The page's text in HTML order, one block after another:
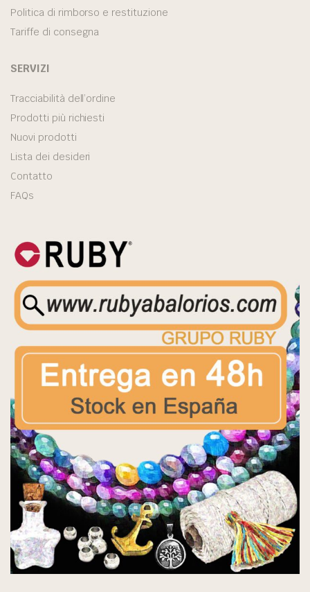
Politica di rimborso e restituzione
Tariffe di consegna
SERVIZI
Tracciabilità dell’ordine
Prodotti più richiesti
Nuovi prodotti
Lista dei desideri
Contatto
FAQs